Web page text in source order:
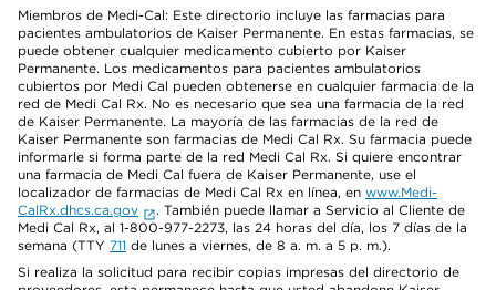
Miembros de Medi-Cal: Este directorio incluye las farmacias para
pacientes ambulatorios de Kaiser Permanente. En estas farmacias, se
puede obtener cualquier medicamento cubierto por Kaiser
Permanente. Los medicamentos para pacientes ambulatorios
cubiertos por Medi Cal pueden obtenerse en cualquier farmacia de la
red de Medi Cal Rx. No es necesario que sea una farmacia de la red
de Kaiser Permanente. La mayoría de las farmacias de la red de
Kaiser Permanente son farmacias de Medi Cal Rx. Su farmacia puede
informarle si forma parte de la red Medi Cal Rx. Si quiere encontrar
una farmacia de Medi Cal fuera de Kaiser Permanente, use el
localizador de farmacias de Medi Cal Rx en línea, en www.Medi-
CalRx.dhcs.ca.gov
. También puede llamar a Servicio al Cliente de
Medi Cal Rx, al 1-800-977-2273, las 24 horas del día, los 7 días de la
semana (TTY 711 de lunes a viernes, de 8 a. m. a 5 p. m.).
Si realiza la solicitud para recibir copias impresas del directorio de